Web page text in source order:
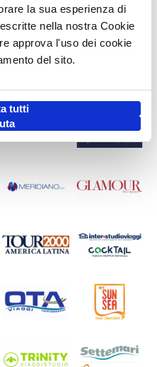
la sua esperienza di
nella nostra Cookie
approva l'uso dei cookie
del sito.
tutti